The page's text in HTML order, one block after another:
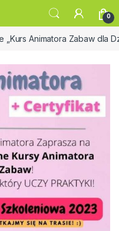
0
„Kurs Animatora Zabaw dla